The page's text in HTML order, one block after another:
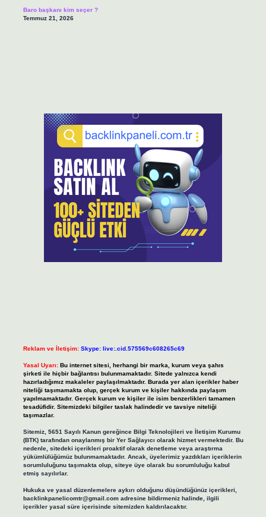
Baro başkanı kim seçer ?
Temmuz 21, 2026
Reklam ve İletişim: Skype: live:.cid.575569c608265c69
Yasal Uyarı: Bu internet sitesi, herhangi bir marka, kurum veya şahıs
şirketi ile hiçbir bağlantısı bulunmamaktadır. Sitede yalnızca kendi
hazırladığımız makaleler paylaşılmaktadır. Burada yer alan içerikler haber
niteliği taşımamakta olup, gerçek kurum ve kişiler hakkında paylaşım
yapılmamaktadır. Gerçek kurum ve kişiler ile isim benzerlikleri tamamen
tesadüfidir. Sitemizdeki bilgiler taslak halindedir ve tavsiye niteliği
taşımazlar.
Sitemiz, 5651 Sayılı Kanun gereğince Bilgi Teknolojileri ve İletişim Kurumu
(BTK) tarafından onaylanmış bir Yer Sağlayıcı olarak hizmet vermektedir. Bu
nedenle, sitedeki içerikleri proaktif olarak denetleme veya araştırma
yükümlülüğümüz bulunmamaktadır. Ancak, üyelerimiz yazdıkları içeriklerin
sorumluluğunu taşımakta olup, siteye üye olarak bu sorumluluğu kabul
etmiş sayılırlar.
Hukuka ve yasal düzenlemelere aykırı olduğunu düşündüğünüz içerikleri,
backlinkpanelicomtr@gmail.comadresine bildirmeniz halinde, ilgili
içerikler yasal süre içerisinde sitemizden kaldırılacaktır.